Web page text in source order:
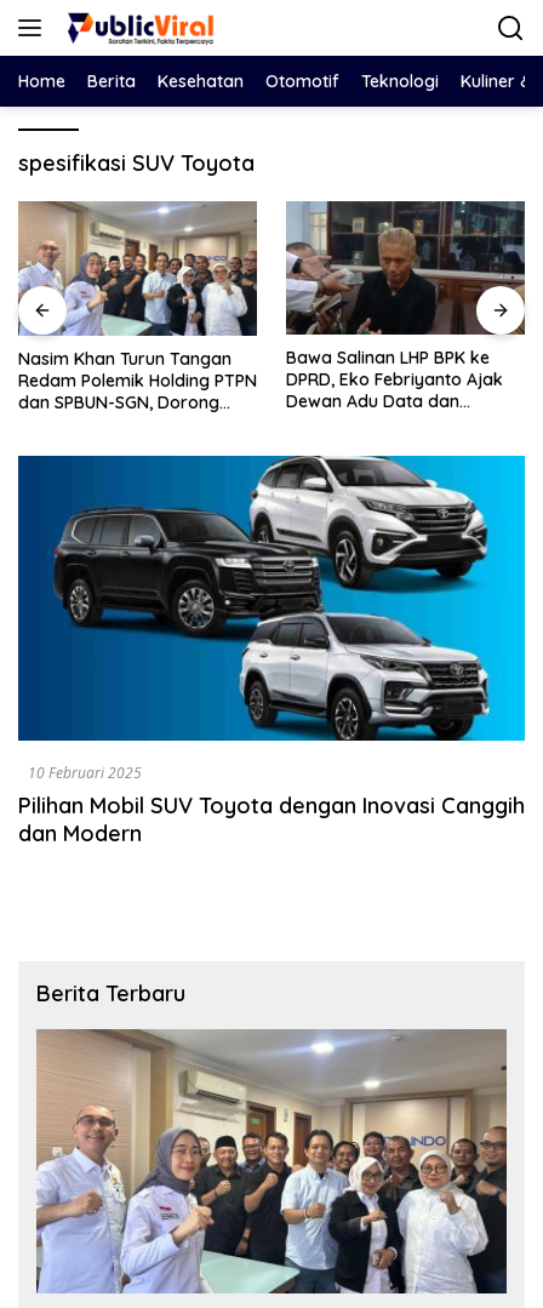
Langsung
Home Berita Kesehatan Otomotif Teknologi Kuliner &
spesifikasi SUV Toyota
Nasim Khan Turun Tangan
Redam Polemik Holding PTPN
dan SPBUN-SGN, Dorong
Bawa Salinan LHP BPK ke
DPRD, Eko Febriyanto Ajak
Dewan Adu Data dan
10 Februari 2025
Pilihan Mobil SUV Toyota dengan Inovasi Canggih
dan Modern
Berita Terbaru